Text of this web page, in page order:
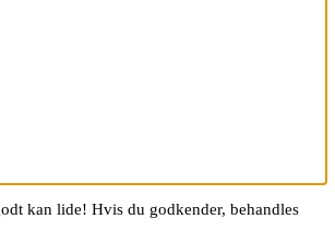
kan lide! Hvis du godkender, behandles